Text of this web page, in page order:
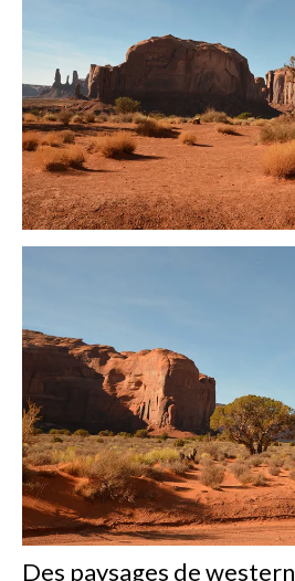
Des paysages de western